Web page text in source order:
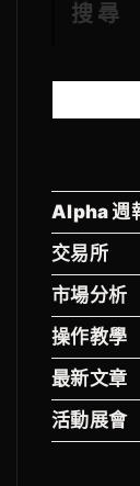
搜尋
搜
Alpha 週
交易所
市場分析
操作教學
最新文章
活動展會